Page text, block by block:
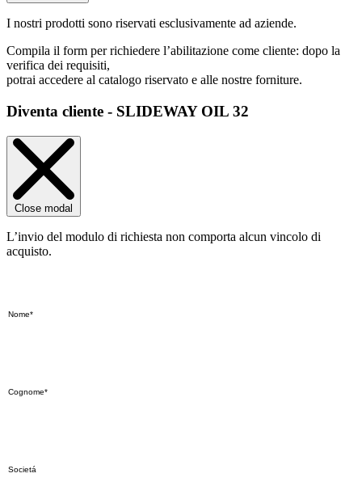
I nostri prodotti sono riservati esclusivamente ad aziende.
Compila il form per richiedere l’abilitazione come cliente: dopo la
verifica dei requisiti,
potrai accedere al catalogo riservato e alle nostre forniture.
Diventa cliente - SLIDEWAY OIL 32
Close modal
L’invio del modulo di richiesta non comporta alcun vincolo di
acquisto.